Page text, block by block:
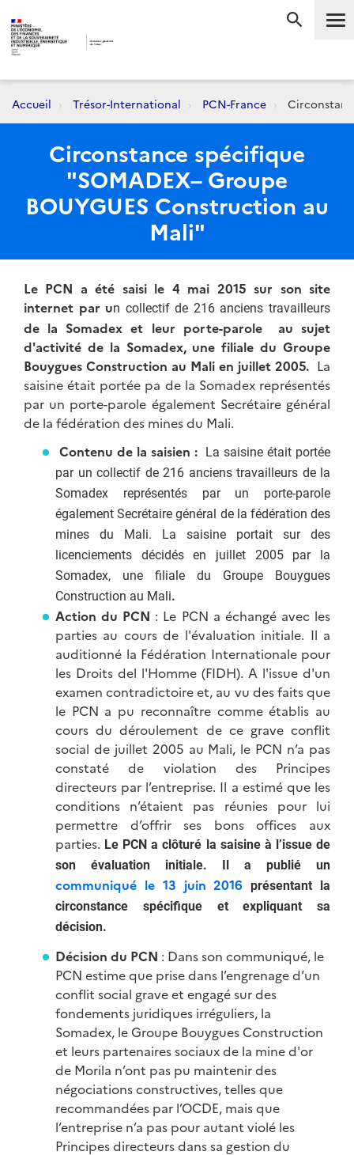
Accueil Trésor-International PCN-France
Circonstance spécifique
"SOMADEX– Groupe
BOUYGUES Construction au
Mali"
Le PCN a été saisi le 4 mai 2015 sur son site
internet par un collectif de 216 anciens travailleurs
de la Somadex et leur porte-parole au sujet
d'activité de la Somadex, une filiale du Groupe
Bouygues Construction au Mali en juillet 2005. La
saisine était portée pa de la Somadex représentés
par un porte-parole également Secrétaire général
de la fédération des mines du Mali.
Contenu de la saisien : La saisine était portée
par un collectif de 216 anciens travailleurs de la
Somadex représentés par un porte-parole
également Secrétaire général de la fédération des
mines du Mali. La saisine portait sur des
licenciements décidés en juillet 2005 par la
Somadex, une filiale du Groupe Bouygues
Construction au Mali.
Action du PCN : Le PCN a échangé avec les
parties au cours de l'évaluation initiale. Il a
auditionné la Fédération Internationale pour
les Droits del l'Homme (FIDH). A l'issue d'un
examen contradictoire et, au vu des faits que
le PCN a pu reconnaître comme établis au
cours du déroulement de ce grave conflit
social de juillet 2005 au Mali, le PCN n’a pas
constaté de violation des Principes
directeurs par l’entreprise. Il a estimé que les
conditions n’étaient pas réunies pour lui
permettre d’offrir ses bons offices aux
parties. Le PCN a clôturé la saisine à l’issue de
son évaluation initiale. Il a publié un
communiqué le 13 juin 2016présentant la
circonstance spécifique et expliquant sa
décision.
Décision du PCN : Dans son communiqué, le
PCN estime que prise dans l’engrenage d’un
conflit social grave et engagé sur des
fondements juridiques irréguliers, la
Somadex, le Groupe Bouygues Construction
et leurs partenaires sociaux de la mine d'or
de Morila n’ont pas pu maintenir des
négociations constructives, telles que
recommandées par l’OCDE, mais que
l’entreprise n’a pas pour autant violé les
Principes directeurs dans sa gestion du